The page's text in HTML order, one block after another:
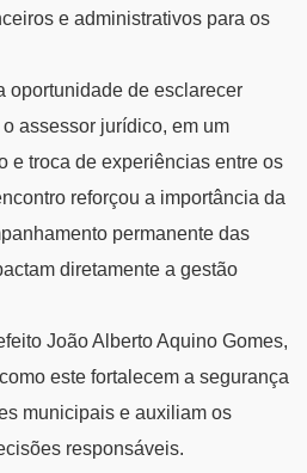
e administrativos para os
oportunidade de esclarecer
assessor jurídico, em um
e troca de experiências entre os
reforçou a importância da
permanente das
diretamente a gestão
João Alberto Aquino Gomes,
este fortalecem a segurança
municipais e auxiliam os
responsáveis.